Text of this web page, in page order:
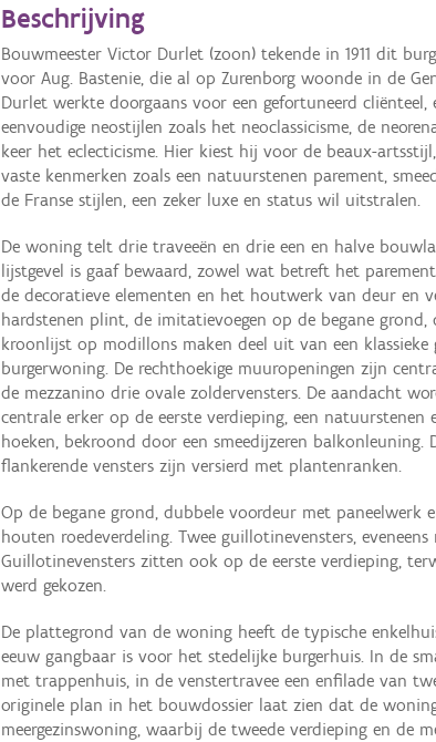
Beschrijving
Bouwmeester Victor Durlet (zoon) tekende in 1911 dit
voor Aug. Bastenie, die al op Zurenborg woonde in de
Durlet werkte doorgaans voor een gefortuneerd cliënteel,
eenvoudige neostijlen zoals het neoclassicisme, de
keer het eclecticisme. Hier kiest hij voor de beaux-
vaste kenmerken zoals een natuurstenen parement,
de Franse stijlen, een zeker luxe en status wil uitstralen.
De woning telt drie traveeën en drie een en halve
lijstgevel is gaaf bewaard, zowel wat betreft het
de decoratieve elementen en het houtwerk van deur en
hardstenen plint, de imitatievoegen op de begane
kroonlijst op modillons maken deel uit van een klassieke
burgerwoning. De rechthoekige muuropeningen zijn
de mezzanino drie ovale zoldervensters. De aandacht
centrale erker op de eerste verdieping, een natuurstenen
hoeken, bekroond door een smeedijzeren balkonleuning.
flankerende vensters zijn versierd met plantenranken.
Op de begane grond, dubbele voordeur met paneelwerk
houten roedeverdeling. Twee guillotinevensters,
Guillotinevensters zitten ook op de eerste verdieping,
werd gekozen.
De plattegrond van de woning heeft de typische
eeuw gangbaar is voor het stedelijke burgerhuis. In de
met trappenhuis, in de venstertravee een enfilade van
originele plan in het bouwdossier laat zien dat de
meergezinswoning, waarbij de tweede verdieping en de